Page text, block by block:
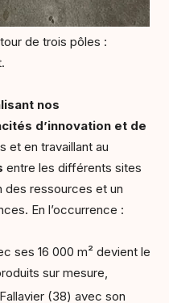
de trois pôles :
nos
d’innovation et de
et en travaillant au
entre les différents sites
des ressources et un
En l’occurrence :
ses 16 000 m² devient le
sur mesure,
(38) avec son